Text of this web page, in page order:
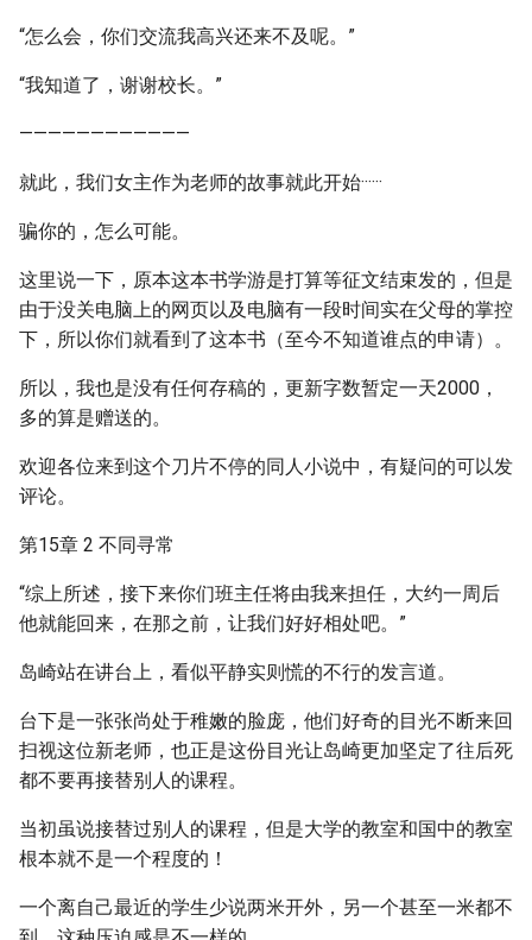
“怎么会，你们交流我高兴还来不及呢。”
“我知道了，谢谢校长。”
————————————
就此，我们女主作为老师的故事就此开始······
骗你的，怎么可能。
这里说一下，原本这本书学游是打算等征文结束发的，但是
由于没关电脑上的网页以及电脑有一段时间实在父母的掌控
下，所以你们就看到了这本书（至今不知道谁点的申请）。
所以，我也是没有任何存稿的，更新字数暂定一天2000，
多的算是赠送的。
欢迎各位来到这个刀片不停的同人小说中，有疑问的可以发
评论。
第15章 2 不同寻常
“综上所述，接下来你们班主任将由我来担任，大约一周后
他就能回来，在那之前，让我们好好相处吧。”
岛崎站在讲台上，看似平静实则慌的不行的发言道。
台下是一张张尚处于稚嫩的脸庞，他们好奇的目光不断来回
扫视这位新老师，也正是这份目光让岛崎更加坚定了往后死
都不要再接替别人的课程。
当初虽说接替过别人的课程，但是大学的教室和国中的教室
根本就不是一个程度的！
一个离自己最近的学生少说两米开外，另一个甚至一米都不